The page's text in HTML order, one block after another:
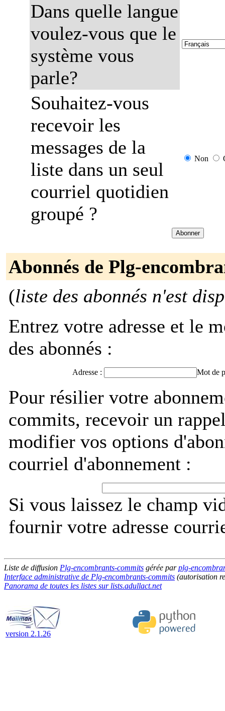
Dans quelle langue
voulez-vous que le
système vous
parle?
Souhaitez-vous
recevoir les
messages de la
liste dans un seul
courriel quotidien
groupé ?
Non
Abonnés de Plg-
(liste des abonnés n'est
Entrez votre adresse et le
des abonnés :
Adresse : Mot de
Pour résilier votre
commits, recevoir un
modifier vos options
courriel d'abonnement :
Si vous laissez le champ
fournir votre adresse
Liste de diffusion Plg-encombrants-commits gérée parplg-
Interface administrative de Plg-encombrants-commits (autorisation
Panorama de toutes les listes sur lists.adullact.net
version 2.1.26